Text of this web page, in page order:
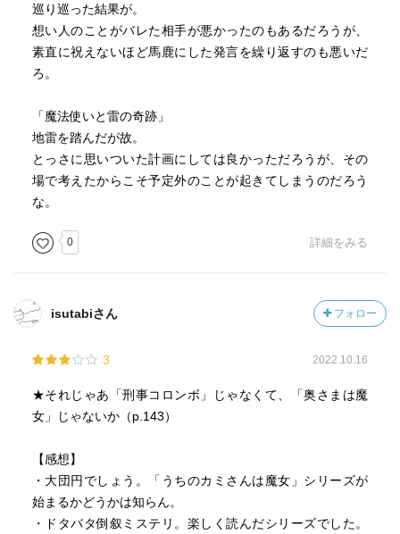
巡り巡った結果が。
想い人のことがバレた相手が悪かったのもあるだろうが、
素直に祝えないほど馬鹿にした発言を繰り返すのも悪いだ
ろ。
「魔法使いと雷の奇跡」
地雷を踏んだが故。
とっさに思いついた計画にしては良かっただろうが、その
場で考えたからこそ予定外のことが起きてしまうのだろう
な。
0 詳細をみる
isutabiさん フォロー
3 2022.10.16
★それじゃあ「刑事コロンボ」じゃなくて、「奥さまは魔
女」じゃないか（p.143）
【感想】
・大団円でしょう。「うちのカミさんは魔女」シリーズが
始まるかどうかは知らん。
・ドタバタ倒叙ミステリ。楽しく読んだシリーズでした。